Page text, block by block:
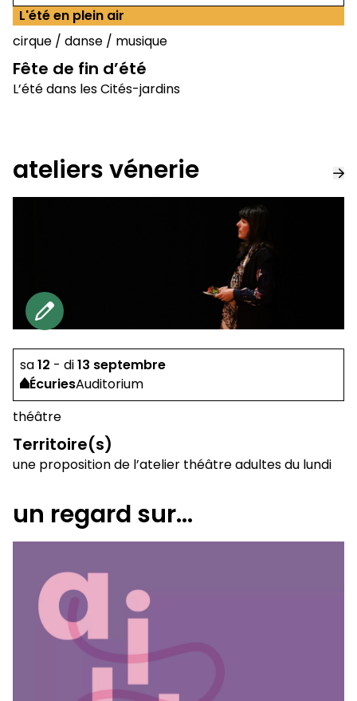
L'été en plein air
cirque / danse / musique
Fête de fin d’été
L’été dans les Cités-jardins
ateliers vénerie
Gratuit sur reservation
sa12 - di13 septembre
ÉcuriesAuditorium
théâtre
Territoire(s)
une proposition de l’atelier théâtre adultes du lundi
un regard sur...